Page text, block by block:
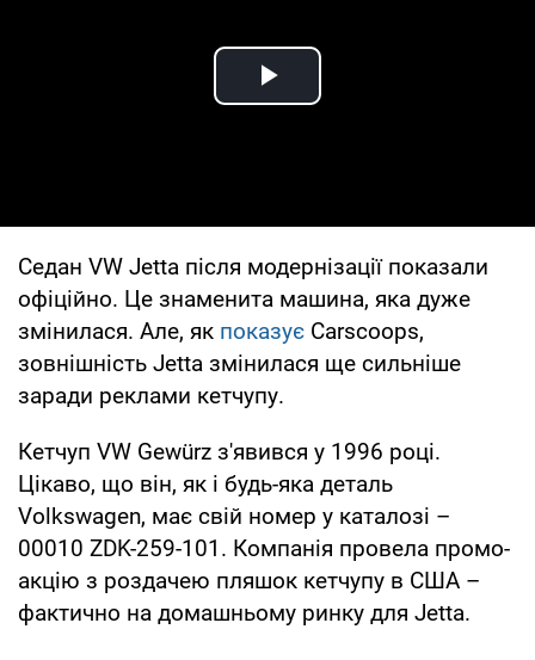
Play Video
Седан VW Jetta після модернізації показали
офіційно. Це знаменита машина, яка дуже
змінилася. Але, як показує Carscoops,
зовнішність Jetta змінилася ще сильніше
заради реклами кетчупу.
Кетчуп VW Gewürz з'явився у 1996 році.
Цікаво, що він, як і будь-яка деталь
Volkswagen, має свій номер у каталозі –
00010 ZDK-259-101. Компанія провела промо-
акцію з роздачею пляшок кетчупу в США –
фактично на домашньому ринку для Jetta.